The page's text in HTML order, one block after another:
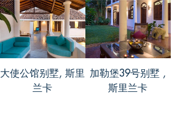
大使公馆别墅, 斯里
兰卡
加勒堡39号别墅 ,
斯里兰卡